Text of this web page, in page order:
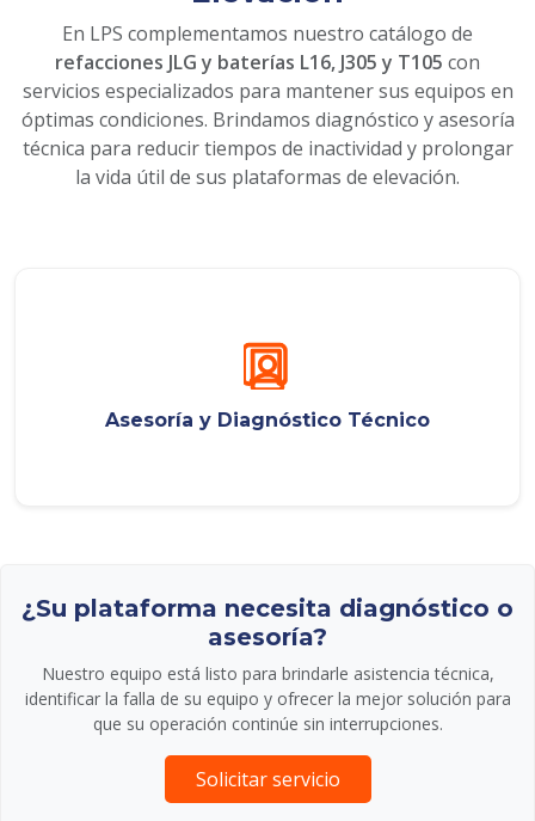
En LPS complementamos nuestro catálogo de
refacciones JLG y baterías L16, J305 y T105 con
servicios especializados para mantener sus equipos en
óptimas condiciones. Brindamos diagnóstico y asesoría
técnica para reducir tiempos de inactividad y prolongar
la vida útil de sus plataformas de elevación.
Asesoría y Diagnóstico Técnico
¿Su plataforma necesita diagnóstico o
asesoría?
Nuestro equipo está listo para brindarle asistencia técnica,
identificar la falla de su equipo y ofrecer la mejor solución para
que su operación continúe sin interrupciones.
Solicitar servicio